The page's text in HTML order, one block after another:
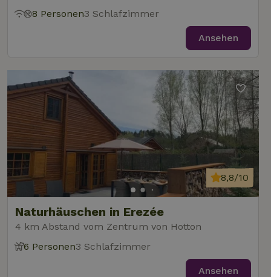
8 Personen3 Schlafzimmer
Ansehen
Naturhäuschen in Erezée
4 km Abstand vom Zentrum von Hotton
8,8/10
6 Personen3 Schlafzimmer
Ansehen